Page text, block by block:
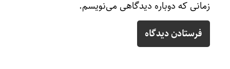
زمانی که دوباره دیدگاهی می‌نویسم.